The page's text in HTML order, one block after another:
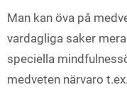
Man kan öva på
vardagliga saker
speciella
medveten närvaro